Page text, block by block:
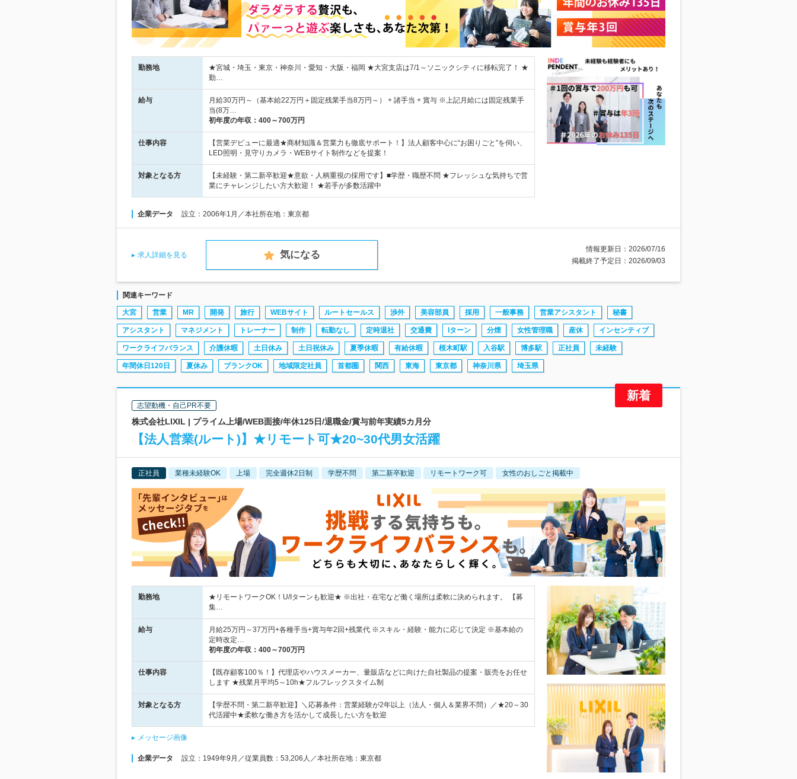
勤務地
★宮城・埼玉・東京・神奈川・愛知・大阪・福岡 ★大宮支店は7/1～ソニックシティに移転完了！ ★
勤…
給与
月給30万円～（基本給22万円＋固定残業手当8万円～） + 諸手当 + 賞与 ※上記月給には固定残業手
当(8万…
初年度の年収： 400～700万円
仕事内容
【営業デビューに最適★商材知識＆営業力も徹底サポート！】法人顧客中心に“お困りごと”を伺い、
LED照明・見守りカメラ・WEBサイト制作などを提案！
対象となる方
【未経験・第二新卒歓迎★意欲・人柄重視の採用です】■学歴・職歴不問 ★フレッシュな気持ちで営
業にチャレンジしたい方大歓迎！ ★若手が多数活躍中
企業データ 設立：2006年1月／本社所在地：東京都
求人詳細を見る 気になる
情報更新日：2026/07/16
掲載終了予定日：2026/09/03
関連キーワード
大宮 営業 MR 開発 旅行 WEBサイト ルートセールス 渉外 美容部員 採用 一般事務 営業アシスタント 秘書
アシスタント マネジメント トレーナー 制作 転勤なし 定時退社 交通費 Iターン 分煙 女性管理職 産休 インセンティブ
ワークライフバランス 介護休暇 土日休み 土日祝休み 夏季休暇 有給休暇 桜木町駅 入谷駅 博多駅 正社員 未経験
年間休日120日 夏休み ブランクOK 地域限定社員 首都圏 関西 東海 東京都 神奈川県 埼玉県
志望動機・自己PR不要
株式会社LIXIL | プライム上場/WEB面接/年休125日/退職金/賞与前年実績5カ月分
【法人営業(ルート)】★リモート可★20~30代男女活躍
正社員 業種未経験OK 上場 完全週休2日制 学歴不問 第二新卒歓迎 リモートワーク可 女性のおしごと掲載中
勤務地
★リモートワークOK！U/Iターンも歓迎★ ※出社・在宅など働く場所は柔軟に決められます。 【募
集…
給与
月給25万円～37万円+各種手当+賞与年2回+残業代 ※スキル・経験・能力に応じて決定 ※基本給の
定時改定…
初年度の年収： 400～700万円
仕事内容
【既存顧客100％！】代理店やハウスメーカー、量販店などに向けた自社製品の提案・販売をお任せ
します ★残業月平均5～10h★フルフレックスタイム制
対象となる方
【学歴不問・第二新卒歓迎】＼応募条件：営業経験が2年以上（法人・個人＆業界不問）／★20～30
代活躍中★柔軟な働き方を活かして成長したい方を歓迎
メッセージ画像
企業データ 設立：1949年9月／従業員数：53,206人／本社所在地：東京都